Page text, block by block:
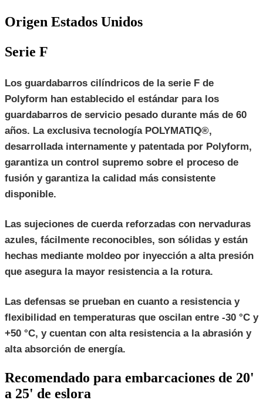
Origen Estados Unidos
Serie F
Los guardabarros cilíndricos de la serie F de
Polyform han establecido el estándar para los
guardabarros de servicio pesado durante más de 60
años. La exclusiva tecnología POLYMATIQ®,
desarrollada internamente y patentada por Polyform,
garantiza un control supremo sobre el proceso de
fusión y garantiza la calidad más consistente
disponible.
Las sujeciones de cuerda reforzadas con nervaduras
azules, fácilmente reconocibles, son sólidas y están
hechas mediante moldeo por inyección a alta presión
que asegura la mayor resistencia a la rotura.
Las defensas se prueban en cuanto a resistencia y
flexibilidad en temperaturas que oscilan entre -30 °C y
+50 °C, y cuentan con alta resistencia a la abrasión y
alta absorción de energía.
Recomendado para embarcaciones de 20'
a 25' de eslora